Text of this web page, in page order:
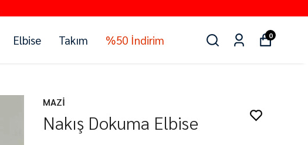
Elbise Takım %50 İndirim 0
MAZİ
Nakış Dokuma Elbise